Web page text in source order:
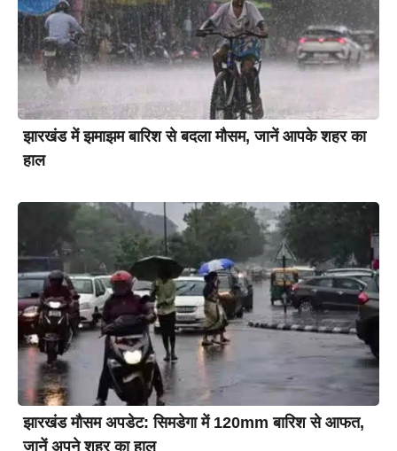
झारखंड में झमाझम बारिश से बदला मौसम, जानें आपके शहर का
हाल
झारखंड मौसम अपडेट: सिमडेगा में 120mm बारिश से आफत,
जानें अपने शहर का हाल